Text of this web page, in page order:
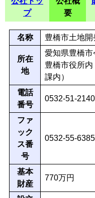
プ
要
名称 豊橋市土地開
所在
地
愛知県豊橋
豊橋市役所
課内）
電話
番号
0532-51-2140
ファ
ック
ス番
号
0532-55-6385
基本
財産
770万円